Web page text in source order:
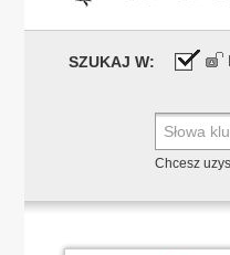
SZUKAJ W:
Chcesz